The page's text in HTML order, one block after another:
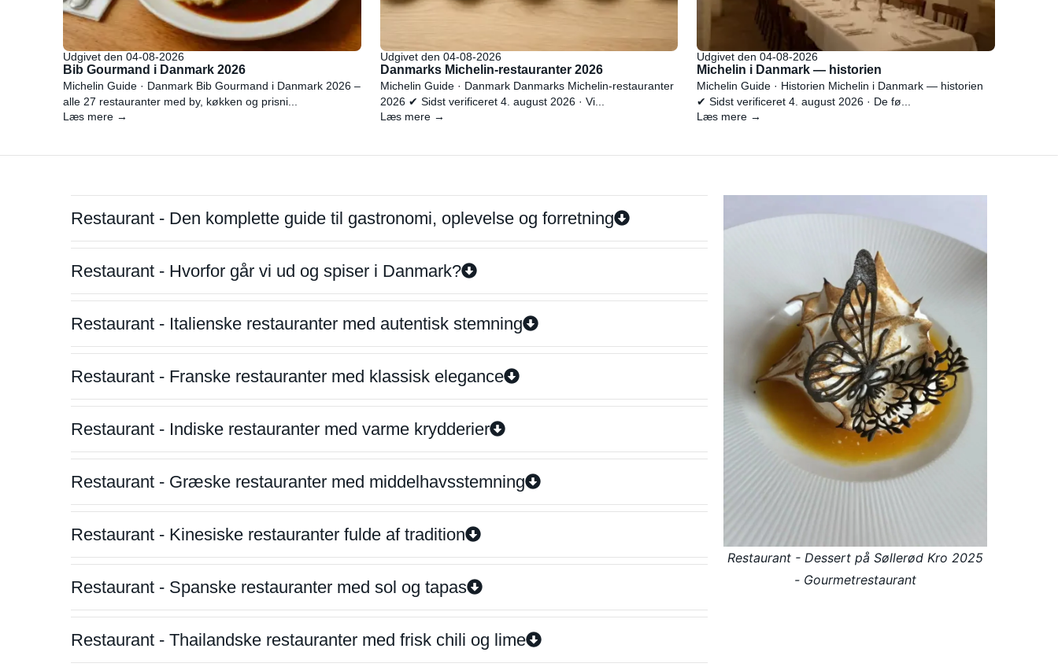
Udgivet den 04-08-2026
Bib Gourmand i Danmark 2026
Michelin Guide · Danmark Bib Gourmand i Danmark 2026 –
alle 27 restauranter med by, køkken og prisni...
Læs mere →
Udgivet den 04-08-2026
Danmarks Michelin-restauranter 2026
Michelin Guide · Danmark Danmarks Michelin-restauranter
2026 ✔ Sidst verificeret 4. august 2026 · Vi...
Læs mere →
Udgivet den 04-08-2026
Michelin i Danmark — historien
Michelin Guide · Historien Michelin i Danmark — historien
✔ Sidst verificeret 4. august 2026 · De fø...
Læs mere →
Restaurant - Den komplette guide til gastronomi, oplevelse og forretning
Restaurant - Hvorfor går vi ud og spiser i Danmark?
Restaurant - Italienske restauranter med autentisk stemning
Restaurant - Franske restauranter med klassisk elegance
Restaurant - Indiske restauranter med varme krydderier
Restaurant - Græske restauranter med middelhavsstemning
Restaurant - Kinesiske restauranter fulde af tradition
Restaurant - Spanske restauranter med sol og tapas
Restaurant - Thailandske restauranter med frisk chili og lime
Restaurant - Dessert på Søllerød Kro 2025
- Gourmetrestaurant